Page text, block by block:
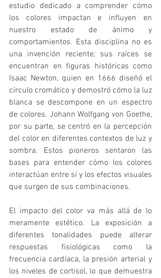
estudio dedicado a comprender cómo
los colores impactan e influyen en
nuestro estado de ánimo y
comportamientos. Esta disciplina no es
una invención reciente; sus raíces se
encuentran en figuras históricas como
Isaac Newton, quien en 1666 diseñó el
círculo cromático y demostró cómo la luz
blanca se descompone en un espectro
de colores. Johann Wolfgang von Goethe,
por su parte, se centró en la percepción
del color en diferentes contextos de luz y
sombra. Estos pioneros sentaron las
bases para entender cómo los colores
interactúan entre sí y los efectos visuales
que surgen de sus combinaciones.
El impacto del color va más allá de lo
meramente estético. La exposición a
diferentes tonalidades puede alterar
respuestas fisiológicas como la
frecuencia cardíaca, la presión arterial y
los niveles de cortisol, lo que demuestra